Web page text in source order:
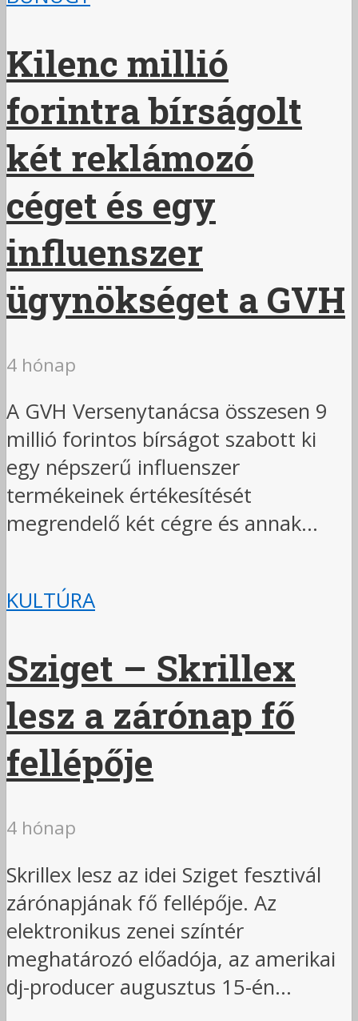
Kilenc millió
forintra bírságolt
két reklámozó
céget és egy
influenszer
ügynökséget a GVH
4 hónap
A GVH Versenytanácsa összesen 9
millió forintos bírságot szabott ki
egy népszerű influenszer
termékeinek értékesítését
megrendelő két cégre és annak...
KULTÚRA
Sziget – Skrillex
lesz a zárónap fő
fellépője
4 hónap
Skrillex lesz az idei Sziget fesztivál
zárónapjának fő fellépője. Az
elektronikus zenei színtér
meghatározó előadója, az amerikai
dj-producer augusztus 15-én...